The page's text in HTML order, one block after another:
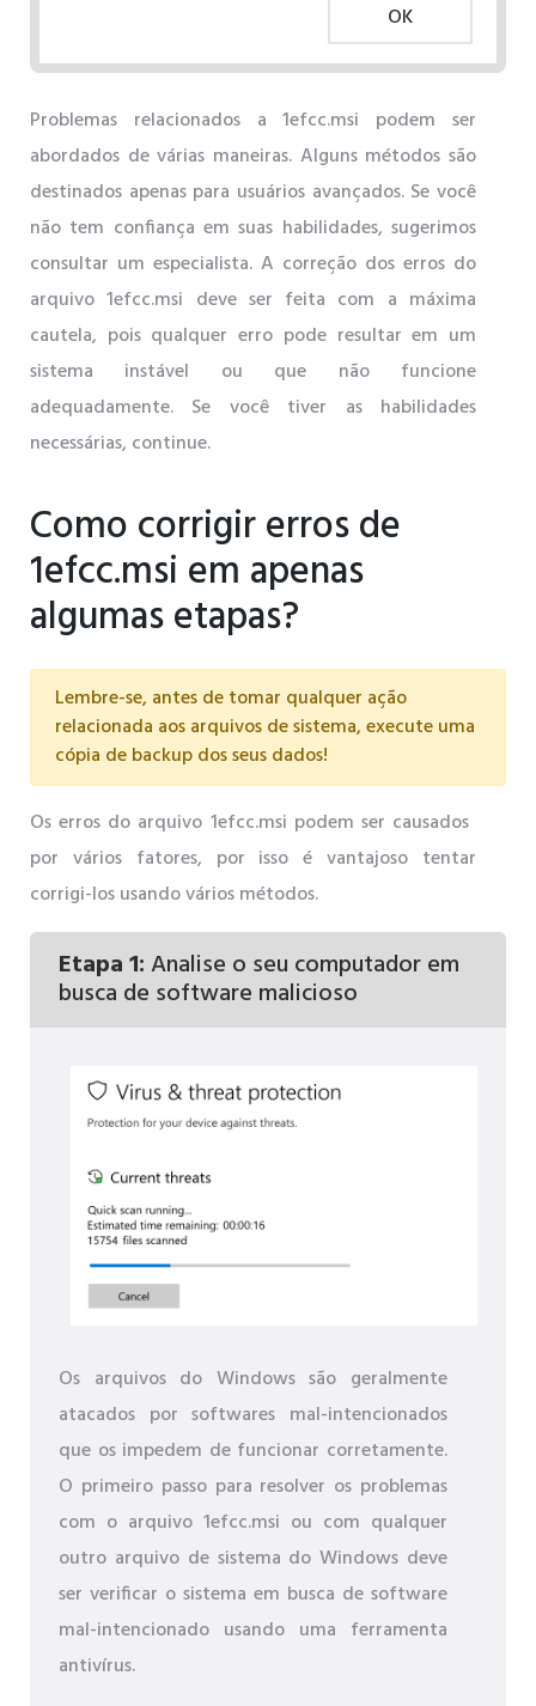
OK
Problemas relacionados a 1efcc.msi podem ser
abordados de várias maneiras. Alguns métodos são
destinados apenas para usuários avançados. Se você
não tem confiança em suas habilidades, sugerimos
consultar um especialista. A correção dos erros do
arquivo 1efcc.msi deve ser feita com a máxima
cautela, pois qualquer erro pode resultar em um
sistema instável ou que não funcione
adequadamente. Se você tiver as habilidades
necessárias, continue.
Como corrigir erros de
1efcc.msi em apenas
algumas etapas?
Lembre-se, antes de tomar qualquer ação
relacionada aos arquivos de sistema, execute uma
cópia de backup dos seus dados!
Os erros do arquivo 1efcc.msi podem ser causados ​​
por vários fatores, por isso é vantajoso tentar
corrigi-los usando vários métodos.
Etapa 1:Analise o seu computador em
busca de software malicioso
Os arquivos do Windows são geralmente
atacados por softwares mal-intencionados
que os impedem de funcionar corretamente.
O primeiro passo para resolver os problemas
com o arquivo 1efcc.msi ou com qualquer
outro arquivo de sistema do Windows deve
ser verificar o sistema em busca de software
mal-intencionado usando uma ferramenta
antivírus.